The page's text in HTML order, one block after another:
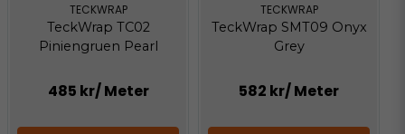
TECKWRAP
TeckWrap TC02
Piniengruen Pearl
485 kr/ Meter
TECKWRAP
TeckWrap SMT09 Onyx
Grey
582 kr/ Meter